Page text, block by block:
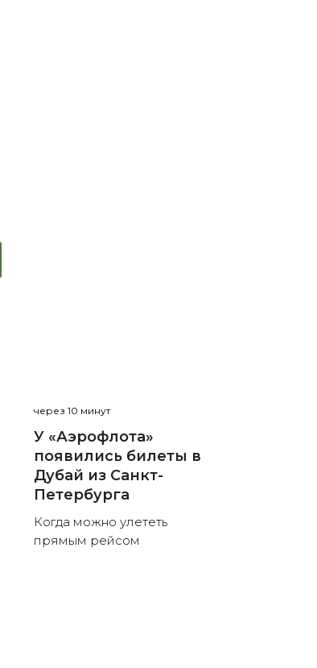
через 10 минут
У «Аэрофлота»
появились билеты в
Дубай из Санкт-
Петербурга
Когда можно улететь
прямым рейсом